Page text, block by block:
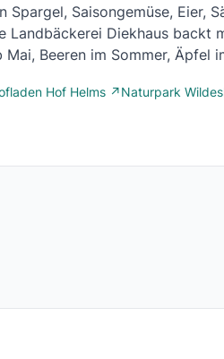
Saisongemüse, Eier,
Diekhaus backt
Beeren im Sommer, Äpfel
Hof Helms ↗Naturpark